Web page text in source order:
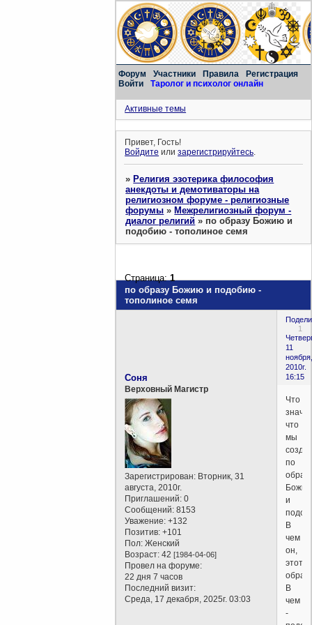
Форум Участники Правила
Регистрация
Войти
Таролог и психолог онлайн
Активные темы
Привет, Гость!
Войдите илизарегистрируйтесь.
»Религия эзотерика философия
анекдоты и демотиваторы на
религиозном форуме - религиозные
форумы »Межрелигиозный форум -
диалог религий » по образу Божию и
подобию - тополиное семя
по образу Божию и подобию -
тополиное семя
Страница:1
1
11
ноября,
2010г.
16:15
Соня
Верховный Магистр
Зарегистрирован: Вторник, 31
августа, 2010г.
Приглашений: 0
Сообщений: 8153
Уважение: +132
Позитив: +101
Пол: Женский
Возраст: 42[1984-04-06]
Провел на форуме:
22 дня 7 часов
Последний визит:
Среда, 17 декабря, 2025г. 03:03
Что
что
мы
по
Божию
и
В
чем
он,
этот
В
чем
-